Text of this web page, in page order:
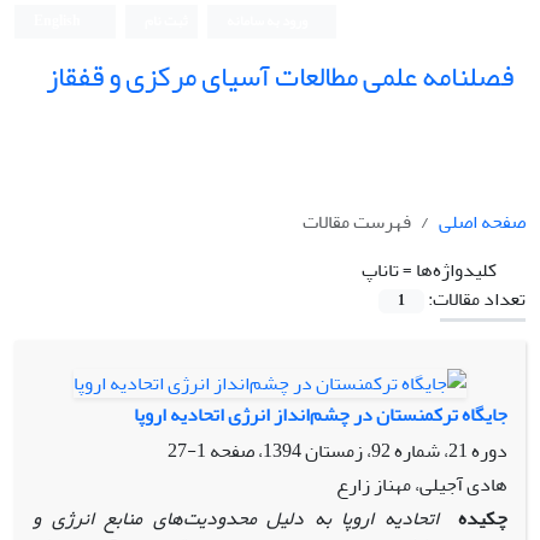
فصلنامه علمی مطالعات آسیای مرکزی و قفقاز
صفحه اصلی
فهرست مقالات
کلیدواژه‌ها =تاناپ
تعداد مقالات:
1
جایگاه ترکمنستان در چشم‌انداز انرژی اتحادیه اروپا
دوره 21، شماره 92، زمستان 1394، صفحه
1-27
هادی آجیلی، مهناز زارع
چکیده اتحادیه اروپا به دلیل محدودیت‌های منابع انرژی و